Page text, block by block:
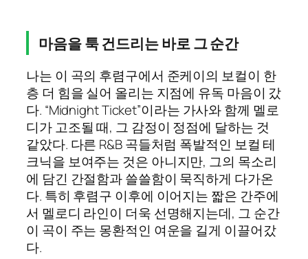
마음을 툭 건드리는 바로 그 순간
나는 이 곡의 후렴구에서 준케이의 보컬이 한
층 더 힘을 실어 올리는 지점에 유독 마음이 갔
다. “Midnight Ticket”이라는 가사와 함께 멜로
디가 고조될 때, 그 감정이 정점에 달하는 것
같았다. 다른 R&B 곡들처럼 폭발적인 보컬 테
크닉을 보여주는 것은 아니지만, 그의 목소리
에 담긴 간절함과 쓸쓸함이 묵직하게 다가온
다. 특히 후렴구 이후에 이어지는 짧은 간주에
서 멜로디 라인이 더욱 선명해지는데, 그 순간
이 곡이 주는 몽환적인 여운을 길게 이끌어갔
다.